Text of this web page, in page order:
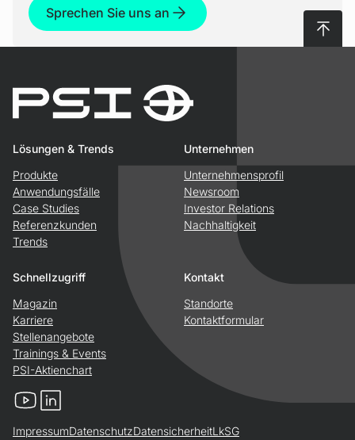
Sprechen Sie uns an
Lösungen & Trends
Produkte
Anwendungsfälle
Case Studies
Referenzkunden
Trends
Unternehmen
Unternehmensprofil
Newsroom
Investor Relations
Nachhaltigkeit
Schnellzugriff
Magazin
Karriere
Stellenangebote
Trainings & Events
PSI-Aktienchart
Kontakt
Standorte
Kontaktformular
YouTubeLinkedIn
ImpressumDatenschutzDatensicherheitLkSG
Nach